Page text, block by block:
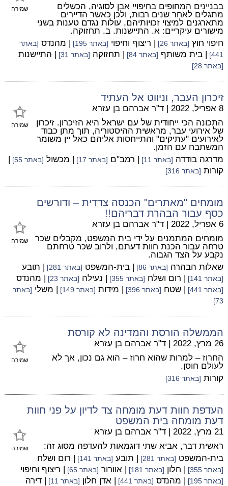
שמירה
בבניינים המחופים בחיפויי אבן לסוגיה, הכשלים
מתגלים לאחר שנים רבות, ולכן כאשר הדיירים
מתארגנים למיצוי זכויותיהם, עולות נגדם טענות בשני
מישורים עיקריים: א. התיישנות. ב. תחזוקה.
חיפוי חוץ [באתר 26] | ריצוף וחיפוי [באתר 195] | מהנדס [באתר
441]
| בית משותף [באתר 84] | תחזוקה [באתר 31] | התיישנות
[באתר 28]
זיכרון העבר, וניווט אל העתיד
שמירה
8 אפריל, 2022 | ד"ר אברהם בן עזרא
התכונה הכי ייחודית של עם ישראל היא הזיכרון. זיכרון
של אירועי עבר, מראשית ההיסטוריה, תוך מתן כבוד
לאירועים "עתיקים" והתייחסות אליהם כאל יין משומר
המשתבח עם הזמן.
מדרגה בודדה [באתר 11] | רמב"ם [באתר 17] | מכשול [באתר 55]
|
קורות [באתר 316]
מומחים "מאתרים" הכנסה צדדית – ודורשים
כסף עבור הבהרת דבריהם!!
שמירה
6 אפריל, 2022 | ד"ר אברהם בן עזרא
מומחים המתמנים על ידי בית המשפט, מקבלים שכר
טרחה עבור הכנת חוות דעתם, ולרוב שכר טרחתם
נקבע על הצד הגבוה.
שאלות הבהרה [באתר 86] | בית-המשפט [באתר 281] | תובע
[באתר 141] | רום ושלח [באתר 355] | נעילה [באתר 23] | מהנדס
[באתר 441] | שטח [באתר 396] | מידות [באתר 149] | משלי [באתר
73]
הממשלה הורסת והמדינה לא קורסת
שמירה
26 מרץ, 2022 | ד"ר אברהם בן עזרא
החרוז – למרות שהוא חרוז – הוא גם נכון, אך לא
לעולם חוסן.
קורות [באתר 316]
העדפת חוות דעת מומחה צד לדיון על פני חוות
דעת מומחה בית המשפט
שמירה
21 מרץ, 2022 | ד"ר אברהם בן עזרא
ראשית דבר, אביא שתי דוגמאות להעדפה מסוג זה:
בית-המשפט [באתר 281] | תובע [באתר 141] | רום ושלח
[באתר 355] | חלון [באתר 181] | אוורור [באתר 65] | ריצוף וחיפוי
[באתר 195] | מהנדס [באתר 441] | אדן חלון [באתר 11] | דירה